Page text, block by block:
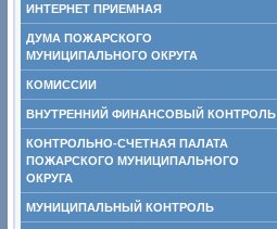
ИНТЕРНЕТ ПРИЕМНАЯ
ДУМА ПОЖАРСКОГО
МУНИЦИПАЛЬНОГО ОКРУГА
КОМИССИИ
ВНУТРЕННИЙ ФИНАНСОВЫЙ КОНТРОЛЬ
КОНТРОЛЬНО-СЧЕТНАЯ ПАЛАТА
ПОЖАРСКОГО МУНИЦИПАЛЬНОГО
ОКРУГА
МУНИЦИПАЛЬНЫЙ КОНТРОЛЬ